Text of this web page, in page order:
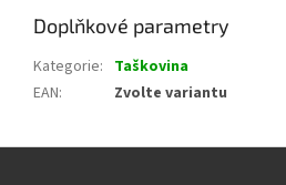
Doplňkové parametry
Kategorie: Taškovina
EAN: Zvolte variantu